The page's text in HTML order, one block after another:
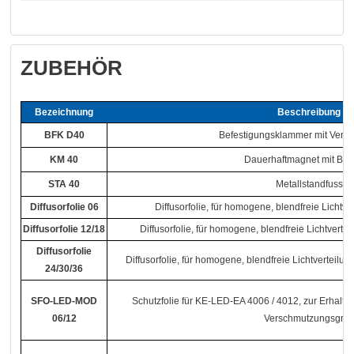
ZUBEHÖR
Bezeichnung Beschreibung
BFK D40 Befestigungsklammer mit
KM 40 Dauerhaftmagnet mit
STA 40 Metallstandfuss
Diffusorfolie 06 Diffusorfolie, für homogene, blendfreie
Diffusorfolie 12/18 Diffusorfolie, für homogene, blendfreie
Diffusorfolie
24/30/36
Diffusorfolie, für homogene, blendfreie
SFO-LED-MOD
06/12
Schutzfolie für KE-LED-EA 4006 / 4012, zur